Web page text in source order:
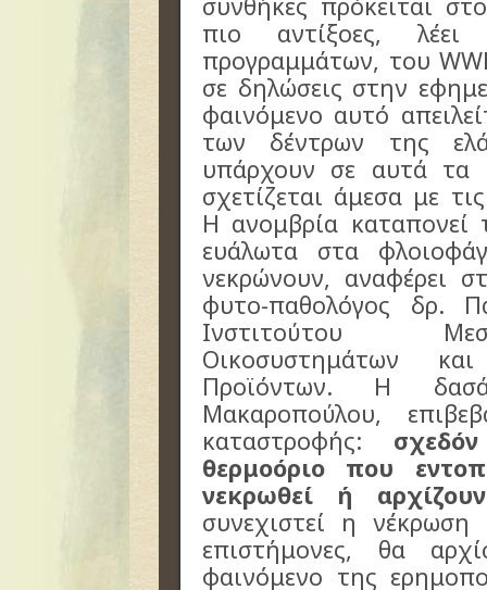
πιο αντίξοες,
προγραμμάτων, του
σε δηλώσεις στην
φαινόμενο αυτό
των δέντρων της
υπάρχουν σε αυτά τα
σχετίζεται άμεσα με
Η ανομβρία καταπονεί
ευάλωτα στα
νεκρώνουν, αναφέρει
φυτο-παθολόγος δρ.
Ινστιτούτου
Οικοσυστημάτων
Προϊόντων. Η
Μακαροπούλου,
καταστροφής:
θερμοόριο που
νεκρωθεί ή
συνεχιστεί η
επιστήμονες, θα
φαινόμενο της